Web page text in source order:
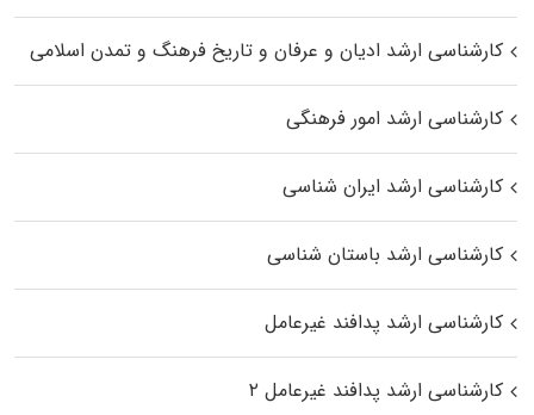
کارشناسی ارشد ادیان و عرفان و تاریخ فرهنگ و تمدن اسلامی
کارشناسی ارشد امور فرهنگی
کارشناسی ارشد ایران شناسی
کارشناسی ارشد باستان شناسی
کارشناسی ارشد پدافند غیرعامل
کارشناسی ارشد پدافند غیرعامل ۲